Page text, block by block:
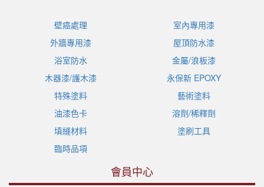
壁癌處理
室內專用漆
外牆專用漆
屋頂防水漆
浴室防水
金屬/浪板漆
木器漆/護木漆
永保新 EPOXY
特殊塗料
藝術塗料
油漆色卡
溶劑/稀釋劑
填縫材料
塗刷工具
臨時品項
會員中心